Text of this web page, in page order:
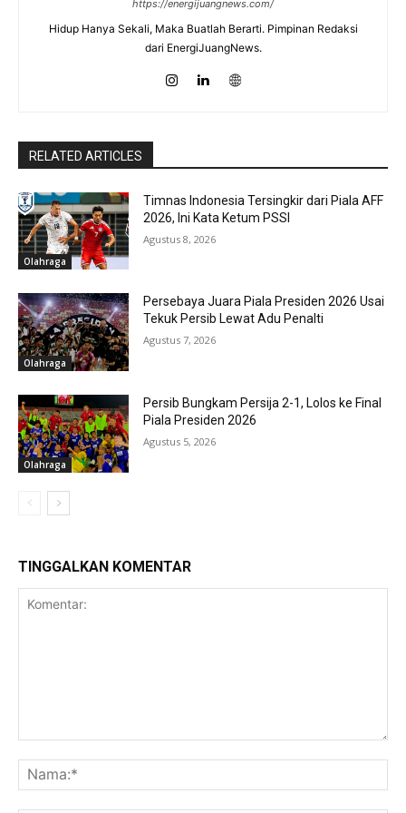
https://energijuangnews.com/
Hidup Hanya Sekali, Maka Buatlah Berarti. Pimpinan Redaksi
dari EnergiJuangNews.
RELATED ARTICLES
Olahraga
Timnas Indonesia Tersingkir dari Piala AFF
2026, Ini Kata Ketum PSSI
Agustus 8, 2026
Olahraga
Persebaya Juara Piala Presiden 2026 Usai
Tekuk Persib Lewat Adu Penalti
Agustus 7, 2026
Olahraga
Persib Bungkam Persija 2-1, Lolos ke Final
Piala Presiden 2026
Agustus 5, 2026
TINGGALKAN KOMENTAR